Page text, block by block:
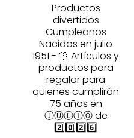
Productos
divertidos
Cumpleaños
Nacidos en julio
1951 - 🎊 Artículos y
productos para
regalar para
quienes cumplirán
75 años en
ⒿⓊⓁⒾⓄ de
2️⃣0️⃣2️⃣6️⃣